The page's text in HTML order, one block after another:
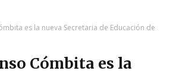
es la nueva Secretaria de Educación de
Cómbita es la